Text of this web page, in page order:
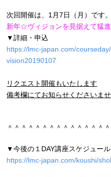
次回開催は、1月7日（月）です。
新年☆ヴィジョンを見据えて猛進
▼詳細・申込
https://lmc-japan.com/
vision20190107
リクエスト開催もいたします
備考欄にてお知らせくださいませ
＾＾＾＾＾＾＾＾＾＾＾＾＾＾＾
▼今後の１DAY講座スケジュール
https://lmc-japan.com/koushi/